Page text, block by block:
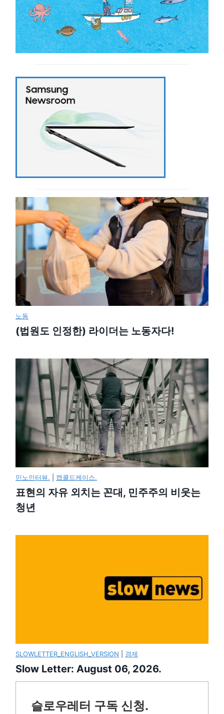
노동
(법원도 인정한) 라이더는 노동자다!
민노인터뷰. 캡콜드케이스.
표현의 자유 외치는 꼰대, 민주주의 비웃는
청년
SLOWLETTER_ENGLISH_VERSION 경제
Slow Letter: August 06, 2026.
슬로우레터 구독 신청.